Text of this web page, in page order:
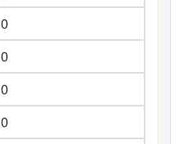
0
0
0
0